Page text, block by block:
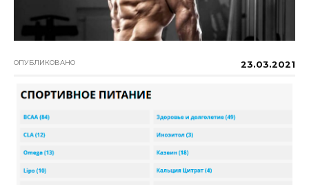
ОПУБЛИКОВАНО 23.03.2021